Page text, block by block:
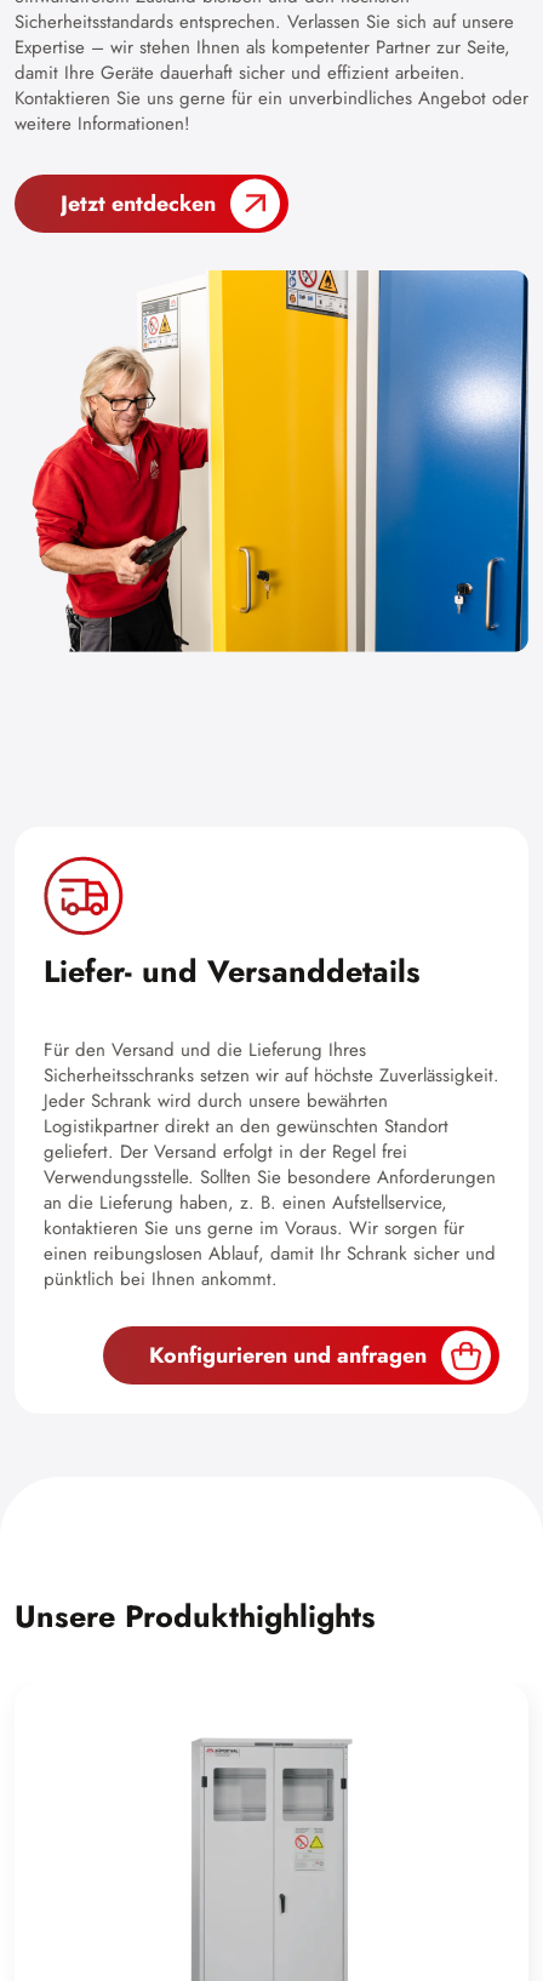
Sicherheitsstandards entsprechen. Verlassen Sie sich auf unsere
Expertise – wir stehen Ihnen als kompetenter Partner zur Seite,
damit Ihre Geräte dauerhaft sicher und effizient arbeiten.
Kontaktieren Sie uns gerne für ein unverbindliches Angebot oder
weitere Informationen!
Jetzt entdecken
Liefer- und Versanddetails
Für den Versand und die Lieferung Ihres
Sicherheitsschranks setzen wir auf höchste Zuverlässigkeit.
Jeder Schrank wird durch unsere bewährten
Logistikpartner direkt an den gewünschten Standort
geliefert. Der Versand erfolgt in der Regel frei
Verwendungsstelle. Sollten Sie besondere Anforderungen
an die Lieferung haben, z. B. einen Aufstellservice,
kontaktieren Sie uns gerne im Voraus. Wir sorgen für
einen reibungslosen Ablauf, damit Ihr Schrank sicher und
pünktlich bei Ihnen ankommt.
Konfigurieren und anfragen
Unsere Produkthighlights